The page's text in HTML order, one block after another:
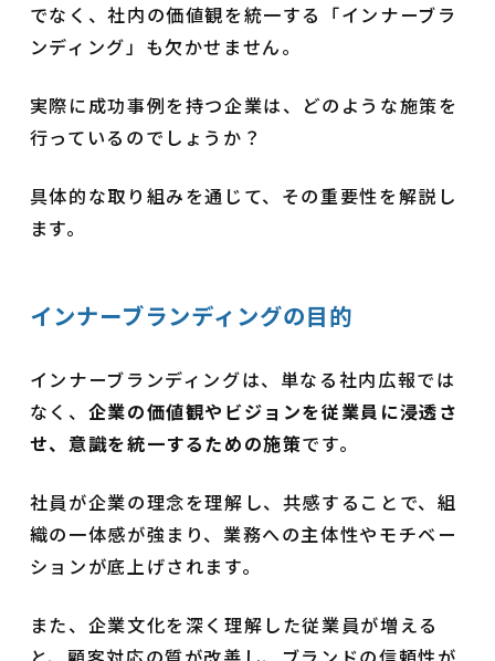
でなく、社内の価値観を統一する「インナーブラ
ンディング」も欠かせません。
実際に成功事例を持つ企業は、どのような施策を
行っているのでしょうか？
具体的な取り組みを通じて、その重要性を解説し
ます。
インナーブランディングの目的
インナーブランディングは、単なる社内広報では
なく、 企業の価値観やビジョンを従業員に浸透さ
せ、意識を統一するための施策です。
社員が企業の理念を理解し、共感することで、組
織の一体感が強まり、業務への主体性やモチベー
ションが底上げされます。
また、企業文化を深く理解した従業員が増える